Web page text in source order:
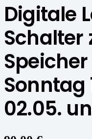
Digitale
Schalter
Sonntag
02.05.